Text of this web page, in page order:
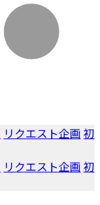
リクエスト企画 初
リクエスト企画 初